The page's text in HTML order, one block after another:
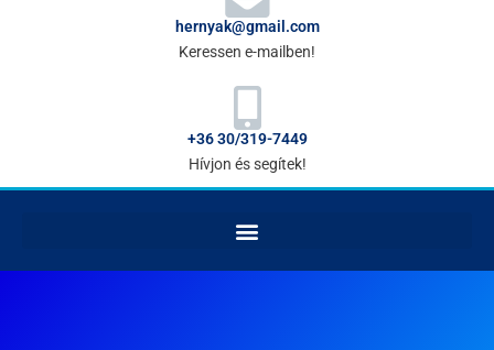
hernyak@gmail.com
Keressen e-mailben!
+36 30/319-7449
Hívjon és segítek!